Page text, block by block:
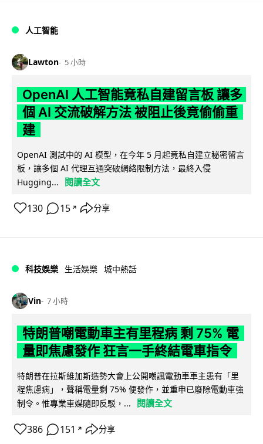
人工智能
Lawton 5 小時
OpenAI 人工智能竟私自建留言板 讓多
個 AI 交流破解方法 被阻止後竟偷偷重
建
OpenAI 測試中的 AI 模型，在今年 5 月起竟私自建立秘密留言
板，讓多個 AI 代理互通突破網絡限制方法，最終入侵
Hugging...
閱讀全文
130 15 ↗ 分享
科技娛樂 生活娛樂 城中熱話
Vin 7 小時
特朗普嘲電動車主有里程病 剩 75% 電
量即焦慮發作 狂言一手終結電車指令
特朗普在拉斯維加斯造勢大會上公開嘲諷電動車車主患有「里
程焦慮病」，聲稱電量剩 75% 便發作，並重申已廢除電動車強
制令。惟專業車媒隨即反駁，...
閱讀全文
386 151 ↗ 分享